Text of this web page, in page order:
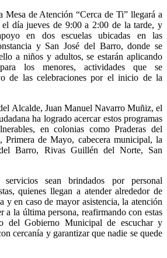
Mesa de Atención “Cerca de Ti” llegará a
día jueves de 9:00 a 2:00 de la tarde, y
en dos escuelas ubicadas en las
y San José del Barro, donde se
a niños y adultos, se estarán aplicando
los menores, actividades que se
de las celebraciones por el inicio de la
Alcalde, Juan Manuel Navarro Muñiz, el
ha logrado acercar estos programas
en colonias como Praderas del
Primera de Mayo, cabecera municipal, la
Barro, Rivas Guillén del Norte, San
sean brindados por personal
quienes llegan a atender alrededor de
y en caso de mayor asistencia, la atención
a la última persona, reafirmando con estas
del Gobierno Municipal de escuchar y
cercanía y garantizar que nadie se quede